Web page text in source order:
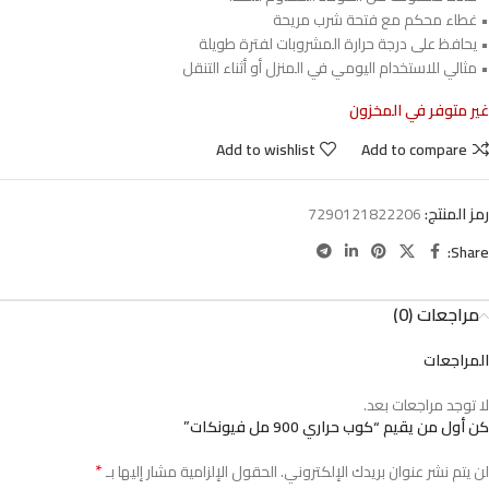
• غطاء محكم مع فتحة شرب مريحة
• يحافظ على درجة حرارة المشروبات لفترة طويلة
• مثالي للاستخدام اليومي في المنزل أو أثناء التنقل
غير متوفر في المخزون
Add to compare
Add to wishlist
رمز المنتج:7290121822206
Share:
مراجعات (0)
المراجعات
لا توجد مراجعات بعد.
كن أول من يقيم “كوب حراري 900 مل فيونكات”
لن يتم نشر عنوان بريدك الإلكتروني.الحقول الإلزامية مشار إليها بـ*